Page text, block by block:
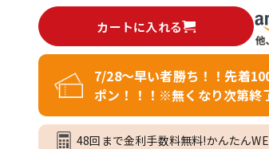
カートに入れる
7/28～早い者勝ち！！先着
ポン！！！※無くなり次第終
48回まで金利手数料無料!かんたん